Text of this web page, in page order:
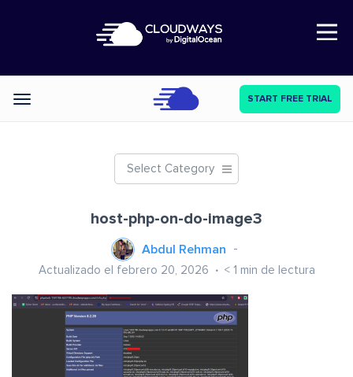
Open Nav
Categories START FREE TRIAL
Select Category
host-php-on-do-image3
Abdul Rehman
Actualizado el febrero 20, 2026 < 1 min de lectura